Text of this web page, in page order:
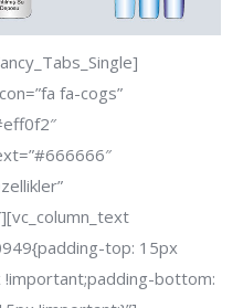
fa-cogs”
top: 15px
bottom: